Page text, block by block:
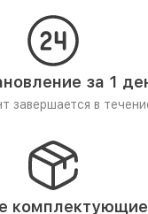
за 1
завершается в